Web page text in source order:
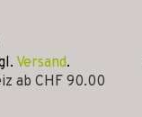
Versand.
ab CHF 90.00